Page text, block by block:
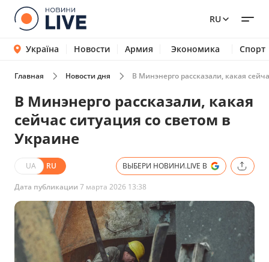
RU
Україна Новости Армия Экономика Спорт
Главная Новости дня В Минэнерго рассказали, какая
В Минэнерго рассказали, какая
сейчас ситуация со светом в
Украине
UA RU ВЫБЕРИ НОВИНИ.LIVE В
Дата публикации 7 марта 2026 13:38